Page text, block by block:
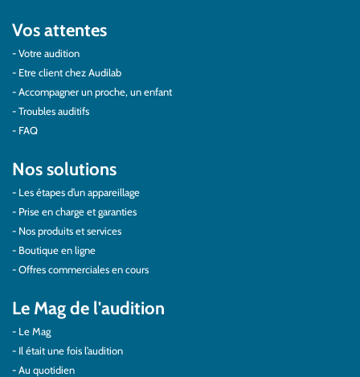
Vos attentes
Votre audition
Etre client chez Audilab
Accompagner un proche, un enfant
Troubles auditifs
FAQ
Nos solutions
Les étapes d’un appareillage
Prise en charge et garanties
Nos produits et services
Boutique en ligne
Offres commerciales en cours
Le Mag de l'audition
Le Mag
Il était une fois l’audition
Au quotidien